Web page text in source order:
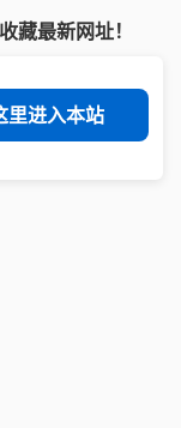
藏最新网址！
里进入本站